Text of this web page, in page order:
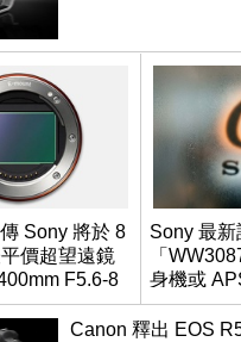
Sony 將於 8
價超望遠鏡
F5.6-8
Sony 最新
「
身機或
成員？
Canon 釋出 EOS